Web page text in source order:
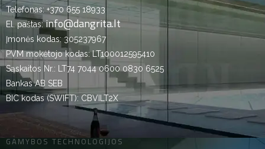
Telefonas: +370 655 18933
El. paštas:info@dangrita.lt
Įmonės kodas: 305237967
PVM mokėtojo kodas: LT100012595410
Sąskaitos Nr.: LT74 7044 0600 0830 6525
Bankas AB SEB
BIC kodas (SWIFT): CBVILT2X
GAMYBOS TECHNOLOGIJOS